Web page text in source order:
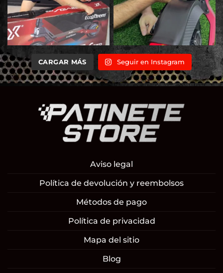
CARGAR MÁS Seguir en Instagram
Aviso legal
Política de devolución y reembolsos
Métodos de pago
Política de privacidad
Mapa del sitio
Blog